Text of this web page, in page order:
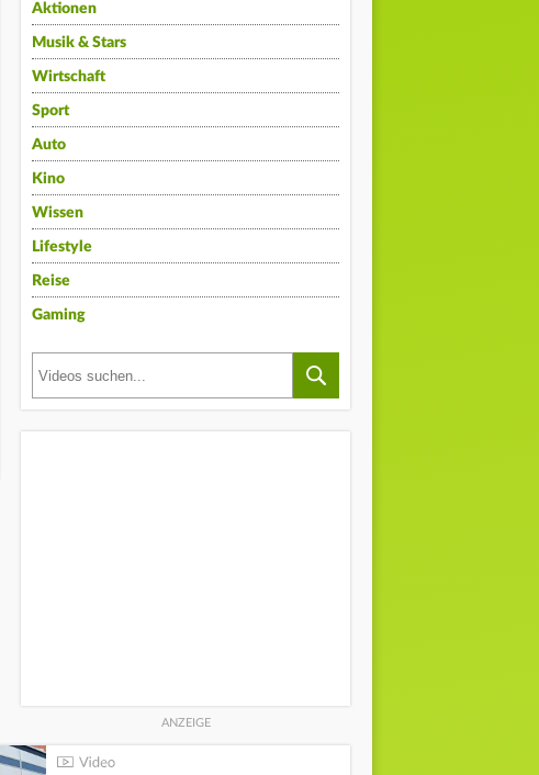
Aktionen
Musik & Stars
Wirtschaft
Sport
Auto
Kino
Wissen
Lifestyle
Reise
Gaming